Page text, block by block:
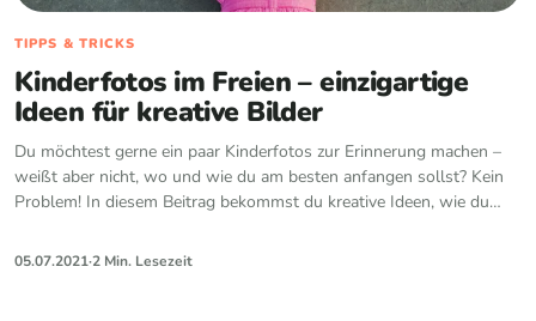
TIPPS & TRICKS
Kinderfotos im Freien – einzigartige
Ideen für kreative Bilder
Du möchtest gerne ein paar Kinderfotos zur Erinnerung machen –
weißt aber nicht, wo und wie du am besten anfangen sollst? Kein
Problem! In diesem Beitrag bekommst du kreative Ideen, wie du
05.07.2021·2 Min. Lesezeit